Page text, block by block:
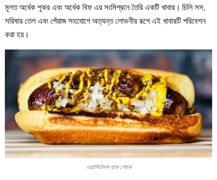
মূলত অর্ধেক শূকর এবং অর্ধেক বিফ এর সংমিশ্রনে তৈরি একটি খাবার। চিলি সস,
সরিষার তেল এবং পেঁয়াজ সহযোগে অত্যন্ত লোভনীয় রূপে এই খাবারটি পরিবেশন
করা হয়।
ওয়াশিংটনস হাফ স্মোক